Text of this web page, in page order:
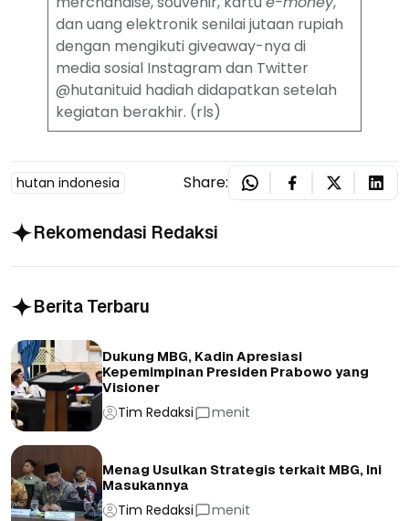
dan uang elektronik senilai jutaan rupiah
dengan mengikuti giveaway-nya di
media sosial Instagram dan Twitter
@hutanituid hadiah didapatkan setelah
kegiatan berakhir. (rls)
hutan indonesia Share:
Rekomendasi Redaksi
Berita Terbaru
Dukung MBG, Kadin Apresiasi
Kepemimpinan Presiden Prabowo yang
Visioner
Tim Redaksi menit
Menag Usulkan Strategis terkait MBG, Ini
Masukannya
Tim Redaksi menit